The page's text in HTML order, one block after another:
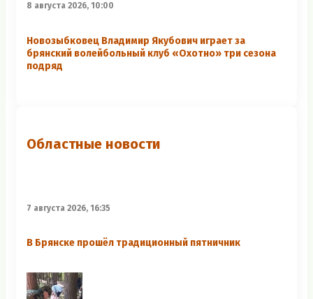
8 августа 2026, 10:00
Новозыбковец Владимир Якубович играет за
брянский волейбольный клуб «Охотно» три сезона
подряд
Областные новости
7 августа 2026, 16:35
В Брянске прошёл традиционный пятничник